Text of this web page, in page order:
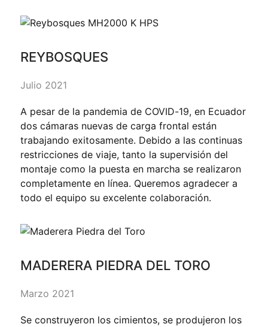
REYBOSQUES
Julio 2021
A pesar de la pandemia de COVID-19, en Ecuador
dos cámaras nuevas de carga frontal están
trabajando exitosamente. Debido a las continuas
restricciones de viaje, tanto la supervisión del
montaje como la puesta en marcha se realizaron
completamente en línea. Queremos agradecer a
todo el equipo su excelente colaboración.
MADERERA PIEDRA DEL TORO
Marzo 2021
Se construyeron los cimientos, se produjeron los